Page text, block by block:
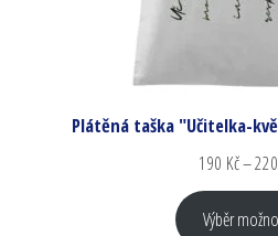
Plátěná taška "Učitelka-
190 Kč–220
Výběr